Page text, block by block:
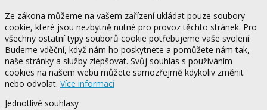
Ze zákona můžeme na vašem zařízení ukládat pouze soubory
cookie, které jsou nezbytně nutné pro provoz těchto stránek. Pro
všechny ostatní typy souborů cookie potřebujeme vaše svolení.
Budeme vděční, když nám ho poskytnete a pomůžete nám tak,
naše stránky a služby zlepšovat. Svůj souhlas s používáním
cookies na našem webu můžete samozřejmě kdykoliv změnit
nebo odvolat. Více informací
Jednotlivé souhlasy